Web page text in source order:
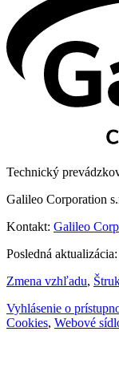
Technický
Galileo Corporation
Kontakt: Galileo
Posledná
Zmena vzhľadu,
Vyhlásenie o
Cookies, Webové